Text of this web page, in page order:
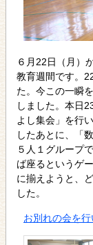
６月22日（月）
教育週間です。
た。今この一瞬
しました。本日
よし集会」を行
したあとに、「
５人１グループ
ば座るというゲ
に揃えようと、
した。
お別れの会を